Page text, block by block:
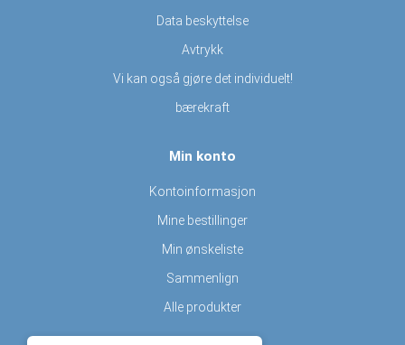
Data beskyttelse
Avtrykk
Vi kan også gjøre det individuelt!
bærekraft
Min konto
Kontoinformasjon
Mine bestillinger
Min ønskeliste
Sammenlign
Alle produkter